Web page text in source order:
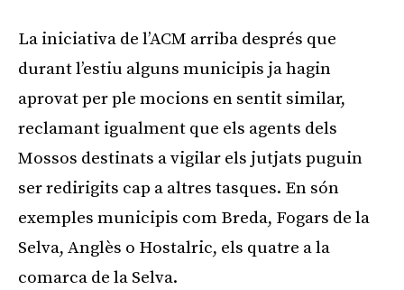
La iniciativa de l’ACM arriba després que
durant l’estiu alguns municipis ja hagin
aprovat per ple mocions en sentit similar,
reclamant igualment que els agents dels
Mossos destinats a vigilar els jutjats puguin
ser redirigits cap a altres tasques. En són
exemples municipis com Breda, Fogars de la
Selva, Anglès o Hostalric, els quatre a la
comarca de la Selva.